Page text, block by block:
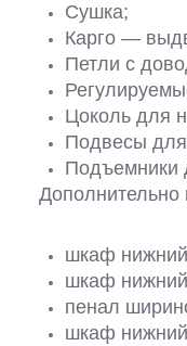
Сушка;
Карго —
Петли с
Цоколь для
Подвесы
Подъемники
Дополнительно
шкаф
шкаф
пенал
шкаф